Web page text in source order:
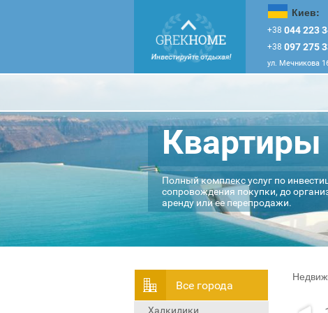
Киев:
+38 044 223
+38 097 275
ул. Мечникова
Квартиры
Полный комплекс услуг по
сопровождения покупки, до
аренду или ее перепродажи.
Всe города
Халкидики